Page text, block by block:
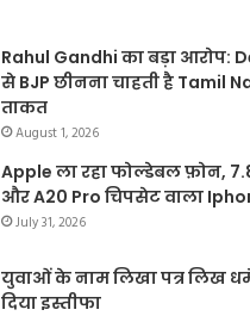
Rahul Gandhi का बड़ा आरोप:
से BJP छीनना चाहती है Tamil
ताकत
August 1, 2026
Apple ला रहा फोल्डेबल फ़ोन,
और A20 Pro चिपसेट वाला
July 31, 2026
युवाओं के नाम लिखा पत्र लिख
दिया इस्तीफा